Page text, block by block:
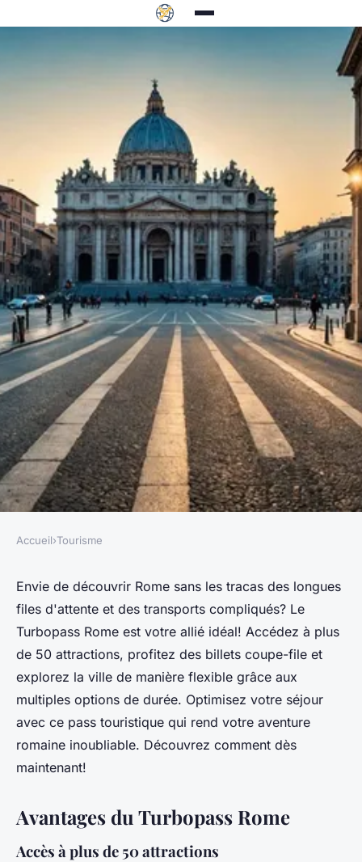
Découvrez la capitale italienne
avec le turbopass rome
Lucas• 6 août 2024 •5 min de lecture
Accueil›Tourisme
Envie de découvrir Rome sans les tracas des longues
files d'attente et des transports compliqués? Le
Turbopass Rome est votre allié idéal! Accédez à plus
de 50 attractions, profitez des billets coupe-file et
explorez la ville de manière flexible grâce aux
multiples options de durée. Optimisez votre séjour
avec ce pass touristique qui rend votre aventure
romaine inoubliable. Découvrez comment dès
maintenant!
Avantages du Turbopass Rome
Accès à plus de 50 attractions